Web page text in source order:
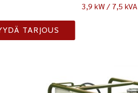
3,9 kW / 7,5 kVA
TARJOUS